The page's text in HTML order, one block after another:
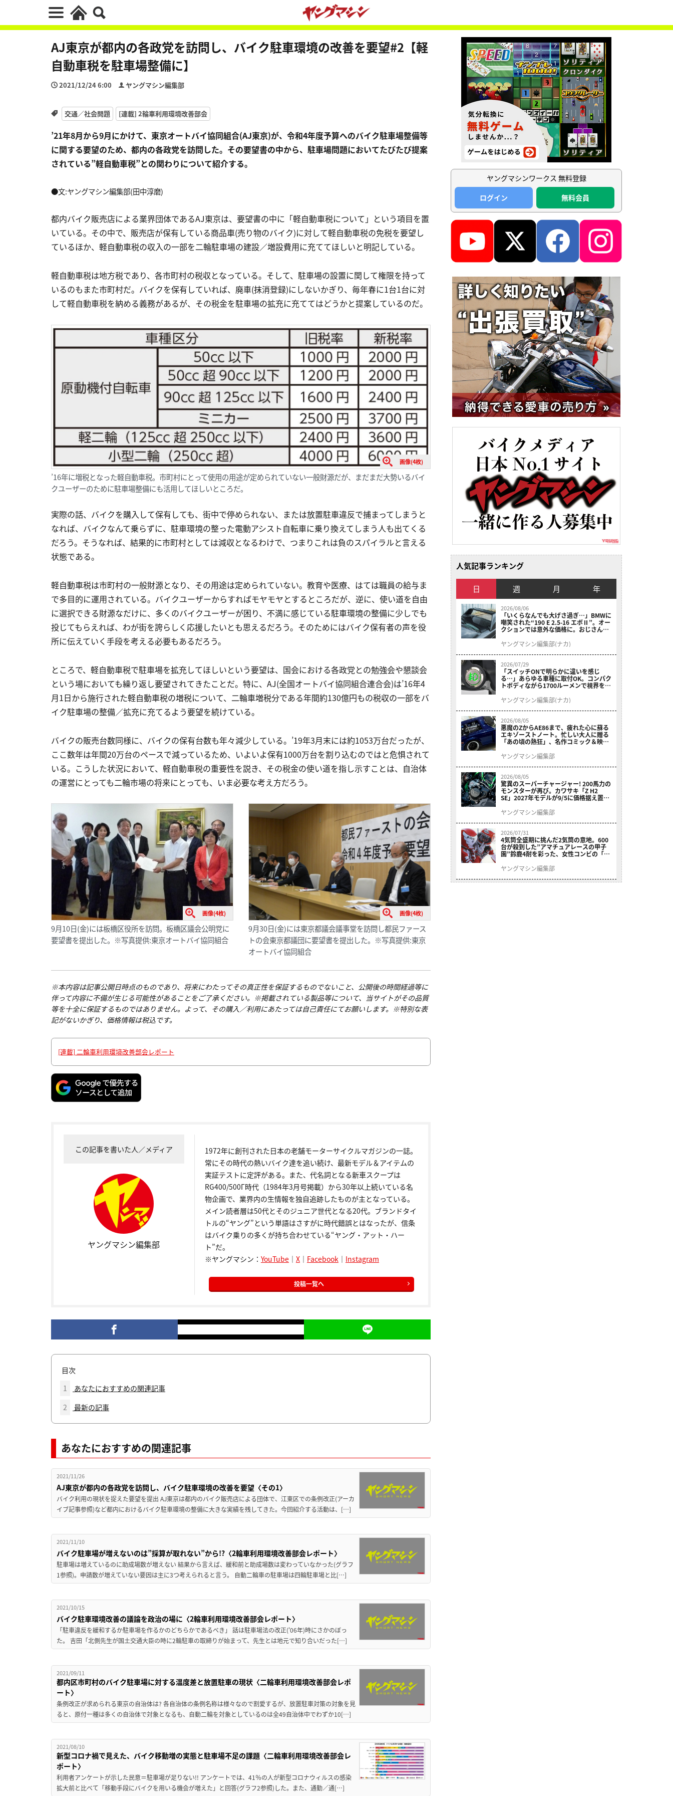
AJ東京が都内の各政党を訪問し、バイク駐車環境の改善を要望#2【軽
自動車税を駐車場整備に】
2021/12/24 6:00 ヤングマシン編集部
交通／社会問題 [連載] 2輪車利用環境改善部会
’21年8月から9月にかけて、東京オートバイ協同組合(AJ東京)が、令和4年度予算へのバイク駐車場整備等
に関する要望のため、都内の各政党を訪問した。その要望書の中から、駐車場問題においてたびたび提案
されている”軽自動車税”との関わりについて紹介する。
●文:ヤングマシン編集部(田中淳磨)
都内バイク販売店による業界団体であるAJ東京は、要望書の中に「軽自動車税について」という項目を置
いている。その中で、販売店が保有している商品車(売り物のバイク)に対して軽自動車税の免税を要望し
ているほか、軽自動車税の収入の一部を二輪駐車場の建設／増設費用に充ててほしいと明記している。
軽自動車税は地方税であり、各市町村の税収となっている。そして、駐車場の設置に関して権限を持って
いるのもまた市町村だ。バイクを保有していれば、廃車(抹消登録)にしないかぎり、毎年春に1台1台に対
して軽自動車税を納める義務があるが、その税金を駐車場の拡充に充ててはどうかと提案しているのだ。
画像(4枚)
’16年に増税となった軽自動車税。市町村にとって使用の用途が定められていない一般財源だが、まだまだ大勢いるバイ
クユーザーのために駐車場整備にも活用してほしいところだ。
実際の話、バイクを購入して保有しても、街中で停められない、または放置駐車違反で捕まってしまうと
なれば、バイクなんて乗らずに、駐車環境の整った電動アシスト自転車に乗り換えてしまう人も出てくる
だろう。そうなれば、結果的に市町村としては減収となるわけで、つまりこれは負のスパイラルと言える
状態である。
軽自動車税は市町村の一般財源となり、その用途は定められていない。教育や医療、はては職員の給与ま
で多目的に運用されている。バイクユーザーからすればモヤモヤとするところだが、逆に、使い道を自由
に選択できる財源なだけに、多くのバイクユーザーが困り、不満に感じている駐車環境の整備に少しでも
投じてもらえれば、わが街を誇らしく応援したいとも思えるだろう。そのためにはバイク保有者の声を役
所に伝えていく手段を考える必要もあるだろう。
ところで、軽自動車税で駐車場を拡充してほしいという要望は、国会における各政党との勉強会や懇談会
という場においても繰り返し要望されてきたことだ。特に、AJ(全国オートバイ協同組合連合会)は’16年4
月1日から施行された軽自動車税の増税について、二輪車増税分である年間約130億円もの税収の一部をバ
イク駐車場の整備／拡充に充てるよう要望を続けている。
バイクの販売台数同様に、バイクの保有台数も年々減少している。’19年3月末には約1053万台だったが、
ここ数年は年間20万台のペースで減っているため、いよいよ保有1000万台を割り込むのではと危惧されて
いる。こうした状況において、軽自動車税の重要性を説き、その税金の使い道を指し示すことは、自治体
の運営にとっても二輪市場の将来にとっても、いま必要な考え方だろう。
画像(4枚)
9月10日(金)には板橋区役所を訪問。板橋区議会公明党に
要望書を提出した。※写真提供:東京オートバイ協同組合
画像(4枚)
9月30日(金)には東京都議会議事堂を訪問し都民ファース
トの会東京都議団に要望書を提出した。※写真提供:東京
オートバイ協同組合
※本内容は記事公開日時点のものであり、将来にわたってその真正性を保証するものでないこと、公開後の時間経過等に
伴って内容に不備が生じる可能性があることをご了承ください。※掲載されている製品等について、当サイトがその品質
等を十全に保証するものではありません。よって、その購入／利用にあたっては自己責任にてお願いします。※特別な表
記がないかぎり、価格情報は税込です。
[連載] 二輪車利用環境改善部会レポート
この記事を書いた人／メディア
ヤングマシン編集部
1972年に創刊された日本の老舗モーターサイクルマガジンの一誌。
常にその時代の熱いバイク達を追い続け、最新モデル＆アイテムの
実証テストに定評がある。また、代名詞となる新車スクープは
RG400/500Γ時代（1984年3月号掲載）から30年以上続いている名
物企画で、業界内の生情報を独自追跡したものが主となっている。
メイン読者層は50代とそのジュニア世代となる20代。ブランドタイ
トルの“ヤング”という単語はさすがに時代錯誤とはなったが、信条
はバイク乗りの多くが持ち合わせている“ヤング・アット・ハー
ト”だ。
※ヤングマシン： YouTube｜ X｜ Facebook ｜ Instagram
投稿一覧へ
目次
1
あなたにおすすめの関連記事
2
最新の記事
あなたにおすすめの関連記事
2021/11/26
AJ東京が都内の各政党を訪問し、バイク駐車環境の改善を要望〈その1〉
バイク利用の現状を捉えた要望を提出 AJ東京は都内のバイク販売店による団体で、江東区での条例改正(アーカ
イブ記事参照)など都内におけるバイク駐車環境の整備に大きな実績を残してきた。今回紹介する活動は、[…]
2021/11/10
バイク駐車場が増えないのは”採算が取れない”から!?〈2輪車利用環境改善部会レポート〉
駐車場は増えているのに助成場数が増えない 結果から言えば、緩和前と助成場数は変わっていなかった(グラフ
1参照)。申請数が増えていない要因は主に3つ考えられると言う。 自動二輪車の駐車場は四輪駐車場と比[…]
2021/10/15
バイク駐車環境改善の議論を政治の場に〈2輪車利用環境改善部会レポート〉
「駐車違反を緩和するか駐車場を作るかのどちらかであるべき」 話は駐車場法の改正('06年)時にさかのぼっ
た。 吉田「北側先生が国土交通大臣の時に2輪駐車の取締りが始まって、先生とは地元で知り合いだった[…]
2021/09/11
都内区市町村のバイク駐車場に対する温度差と放置駐車の現状〈二輪車利用環境改善部会レポ
ート〉
条例改正が求められる東京の自治体は? 各自治体の条例名称は様々なので割愛するが、放置駐車対策の対象を見
ると、原付一種は多くの自治体で対象となるも、自動二輪を対象としているのは全49自治体中でわずか10[…]
2021/08/10
新型コロナ禍で見えた、バイク移動増の実態と駐車場不足の課題〈二輪車利用環境改善部会レ
ポート〉
利用者アンケートが示した民意＝駐車場が足りない!! アンケートでは、41％の人が新型コロナウィルスの感染
拡大前と比べて「移動手段にバイクを用いる機会が増えた」と回答(グラフ2参照)した。また、通勤／通[…]
ヤングマシンワークス 無料登録
ログイン
無料会員
人気記事ランキング
日 週 月 年
2026/08/06
「いくらなんでも大げさ過ぎ…」BMWに
嘲笑された“190 E 2.5-16 エボⅡ”。オー
クションでは意外な価格に。おじさん達
ヤングマシン編集部(ナカ)
2026/07/29
「スイッチONで明らかに違いを感じ
る…」あらゆる車種に取付OK。コンパク
トボディながら1700ルーメンで視界を確
ニット プレシャスレイ スモール］
ヤングマシン編集部(ナカ)
2026/08/05
悪魔のZからAE86まで、疲れた心に蘇る
エキゾーストノート。忙しい大人に贈る
「あの頃の熱狂」、名作コミック＆映画
結！
ヤングマシン編集部
2026/08/05
驚異のスーパーチャージャー! 200馬力の
モンスターが再び。カワサキ「Z H2
SE」2027年モデルが9/5に価格据え置き
ヤングマシン編集部
2026/07/31
4気筒全盛期に挑んだ2気筒の意地。600
台が殺到した”アマチュアレースの甲子
園”鈴鹿4耐を彩った、女性コンビの「ス
ヤングマシン編集部